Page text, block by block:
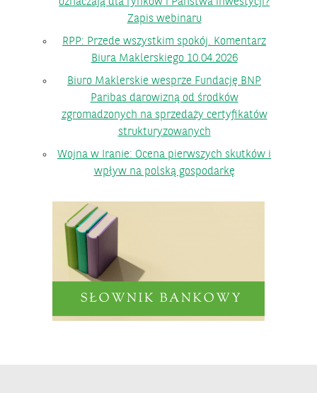
Zapis webinaru
RPP: Przede wszystkim spokój. Komentarz
Biura Maklerskiego 10.04.2026
Biuro Maklerskie wesprze Fundację BNP
Paribas darowizną od środków
zgromadzonych na sprzedaży certyfikatów
strukturyzowanych
Wojna w Iranie: Ocena pierwszych skutków i
wpływ na polską gospodarkę